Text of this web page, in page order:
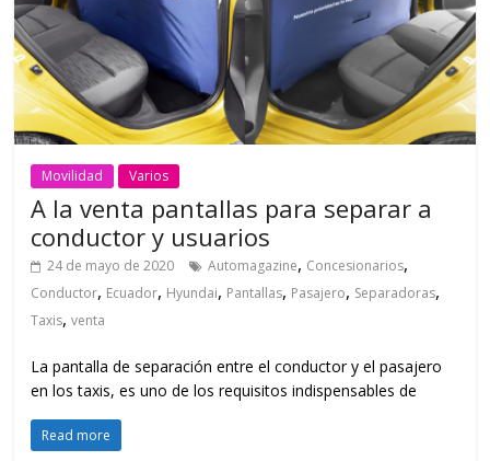
Movilidad Varios
A la venta pantallas para separar a
conductor y usuarios
24 de mayo de 2020 Automagazine, Concesionarios,
Conductor, Ecuador, Hyundai, Pantallas, Pasajero, Separadoras,
Taxis,venta
La pantalla de separación entre el conductor y el pasajero
en los taxis, es uno de los requisitos indispensables de
Read more